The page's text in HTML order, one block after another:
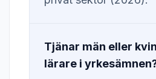
Tjänar män eller
lärare i